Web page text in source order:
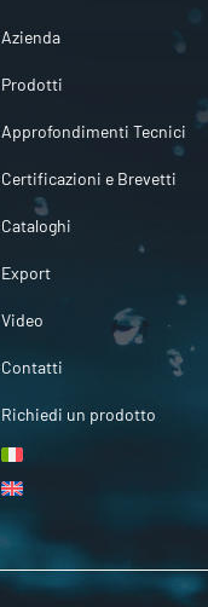
Azienda
Prodotti
Approfondimenti Tecnici
Certificazioni e Brevetti
Cataloghi
Export
Video
Contatti
Richiedi un prodotto